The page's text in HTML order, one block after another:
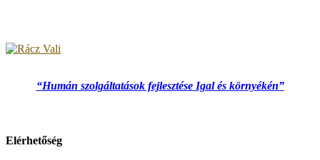
“Humán szolgáltatások fejlesztése Igal és környékén”
Elérhetőség